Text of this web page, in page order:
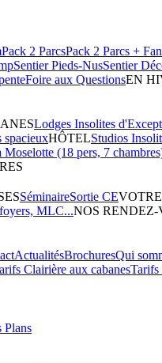
Pack 2 ParcsPack 2 Parcs +
Sentier Pieds-NusSentier
Foire aux QuestionsEN
Lodges Insolites
spacieuxHÔTELStudios
Moselotte (18 pers, 7
SéminaireSortie CE
MLC...NOS RENDEZ-
ActualitésBrochuresQui
Clairière aux cabanesTarifs
Plans